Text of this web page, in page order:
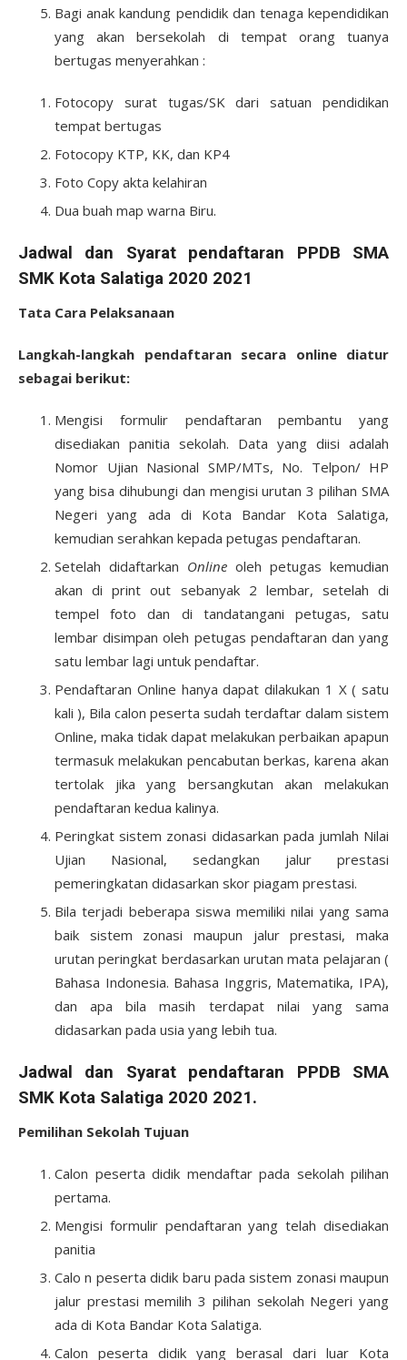
Bagi anak kandung pendidik dan tenaga kependidikan
yang akan bersekolah di tempat orang tuanya
bertugas menyerahkan :
Fotocopy surat tugas/SK dari satuan pendidikan
tempat bertugas
Fotocopy KTP, KK, dan KP4
Foto Copy akta kelahiran
Dua buah map warna Biru.
Jadwal dan Syarat pendaftaran PPDB SMA
SMK Kota Salatiga 2020 2021
Tata Cara Pelaksanaan
Langkah-langkah pendaftaran secara online diatur
sebagai berikut:
Mengisi formulir pendaftaran pembantu yang
disediakan panitia sekolah. Data yang diisi adalah
Nomor Ujian Nasional SMP/MTs, No. Telpon/ HP
yang bisa dihubungi dan mengisi urutan 3 pilihan SMA
Negeri yang ada di Kota Bandar Kota Salatiga,
kemudian serahkan kepada petugas pendaftaran.
Setelah didaftarkan Online oleh petugas kemudian
akan di print out sebanyak 2 lembar, setelah di
tempel foto dan di tandatangani petugas, satu
lembar disimpan oleh petugas pendaftaran dan yang
satu lembar lagi untuk pendaftar.
Pendaftaran Online hanya dapat dilakukan 1 X ( satu
kali ), Bila calon peserta sudah terdaftar dalam sistem
Online, maka tidak dapat melakukan perbaikan apapun
termasuk melakukan pencabutan berkas, karena akan
tertolak jika yang bersangkutan akan melakukan
pendaftaran kedua kalinya.
Peringkat sistem zonasi didasarkan pada jumlah Nilai
Ujian Nasional, sedangkan jalur prestasi
pemeringkatan didasarkan skor piagam prestasi.
Bila terjadi beberapa siswa memiliki nilai yang sama
baik sistem zonasi maupun jalur prestasi, maka
urutan peringkat berdasarkan urutan mata pelajaran (
Bahasa Indonesia. Bahasa Inggris, Matematika, IPA),
dan apa bila masih terdapat nilai yang sama
didasarkan pada usia yang lebih tua.
Jadwal dan Syarat pendaftaran PPDB SMA
SMK Kota Salatiga 2020 2021.
Pemilihan Sekolah Tujuan
Calon peserta didik mendaftar pada sekolah pilihan
pertama.
Mengisi formulir pendaftaran yang telah disediakan
panitia
Calo n peserta didik baru pada sistem zonasi maupun
jalur prestasi memilih 3 pilihan sekolah Negeri yang
ada di Kota Bandar Kota Salatiga.
Calon peserta didik yang berasal dari luar Kota